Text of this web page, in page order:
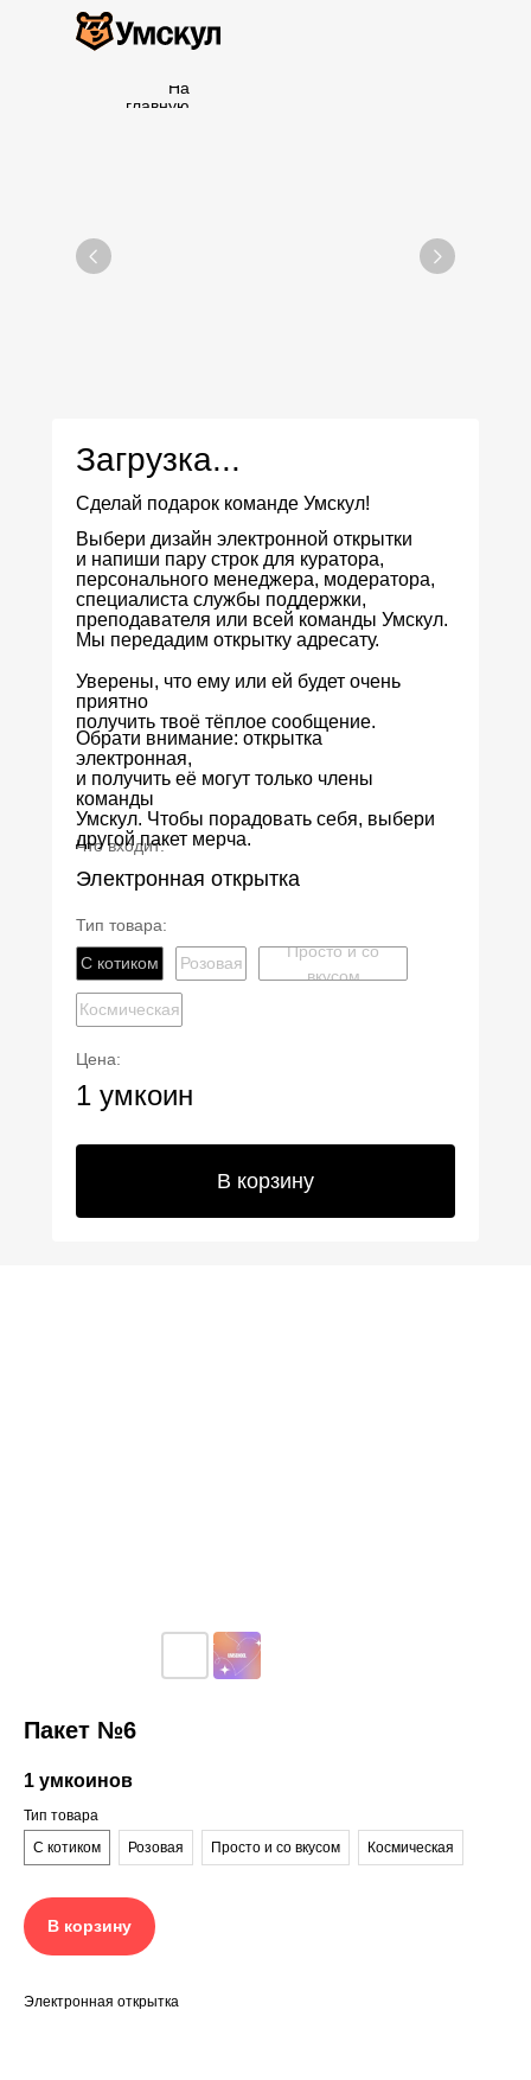
На
главную
Загрузка...
Цена:
Сделай подарок команде Умскул!
Выбери дизайн электронной открытки
и напиши пару строк для куратора,
персонального менеджера, модератора,
специалиста службы поддержки,
преподавателя или всей команды Умскул.
Мы передадим открытку адресату.
Уверены, что ему или ей будет очень
приятно
получить твоё тёплое сообщение.
Обрати внимание: открытка
электронная,
и получить её могут только члены
команды
Умскул. Чтобы порадовать себя, выбери
другой пакет мерча.
1 умкоин
Электронная открытка
Что входит:
Тип товара:
С котиком
Розовая
Просто и со
вкусом
Космическая
В корзину
Пакет №6
1 умкоинов
Тип товара
С котиком
Розовая Просто и со вкусом Космическая
В корзину
Электронная открытка